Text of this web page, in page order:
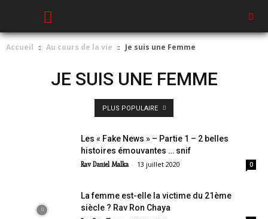
Accueil Au cours de la vie Je suis une Femme
JE SUIS UNE FEMME
PLUS POPULAIRE
Les « Fake News » – Partie 1 – 2 belles
histoires émouvantes … snif
Rav Daniel Malka - 13 juillet 2020 0
La femme est-elle la victime du 21ème
siècle ? Rav Ron Chaya